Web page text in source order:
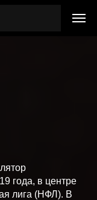
года, в центре
лига (НФЛ). В